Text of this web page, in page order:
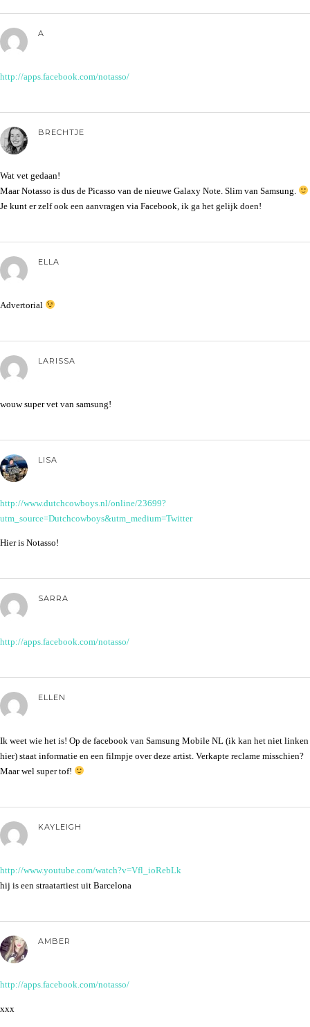
A
http://apps.facebook.com/notasso/
BRECHTJE
Wat vet gedaan!
Maar Notasso is dus de Picasso van de nieuwe Galaxy Note. Slim van Samsung.
Je kunt er zelf ook een aanvragen via Facebook, ik ga het gelijk doen!
ELLA
Advertorial
LARISSA
wouw super vet van samsung!
LISA
http://www.dutchcowboys.nl/online/23699?
utm_source=Dutchcowboys&utm_medium=Twitter
Hier is Notasso!
SARRA
http://apps.facebook.com/notasso/
ELLEN
Ik weet wie het is! Op de facebook van Samsung Mobile NL (ik kan het niet linken
hier) staat informatie en een filmpje over deze artist. Verkapte reclame misschien?
Maar wel super tof!
KAYLEIGH
http://www.youtube.com/watch?v=Vfl_ioRebLk
hij is een straatartiest uit Barcelona
AMBER
http://apps.facebook.com/notasso/
xxx